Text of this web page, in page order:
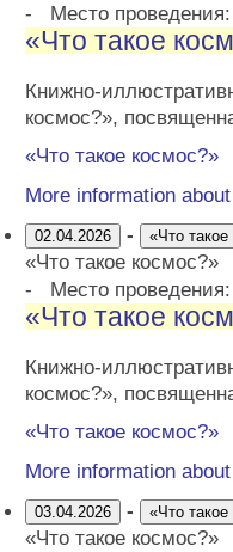
-
Место
«Что такое
Книжно-
космос?»,
«Что такое космос?»
More information
02.04.2026 - «Что
«Что такое космос?»
-
Место
«Что такое
Книжно-
космос?»,
«Что такое космос?»
More information
03.04.2026 - «Что
«Что такое космос?»